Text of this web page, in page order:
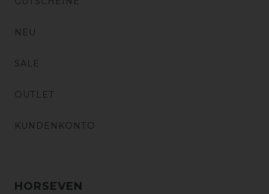
NEU
SALE
OUTLET
KUNDENKONTO
HORSEVEN